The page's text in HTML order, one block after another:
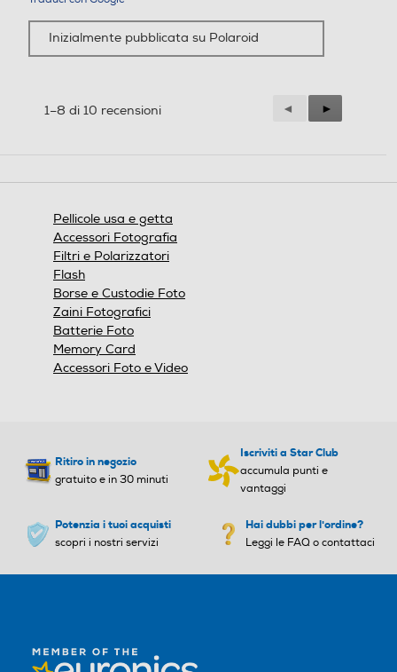
Inizialmente pubblicata su Polaroid
1–8 di 10 recensioni
Precedente
Reviews
◄
Successiva
Reviews
►
Pellicole usa e getta
Accessori Fotografia
Filtri e Polarizzatori
Flash
Borse e Custodie Foto
Zaini Fotografici
Batterie Foto
Memory Card
Accessori Foto e Video
Ritiro in negozio
gratuito e in 30 minuti
Iscriviti a Star Club
accumula punti e
vantaggi
Potenzia i tuoi acquisti
scopri i nostri servizi
Hai dubbi per l'ordine?
Leggi le FAQ o contattaci